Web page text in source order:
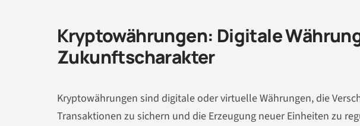
Kryptowährungen: Digitale
Zukunftscharakter
Kryptowährungen sind digitale oder virtuelle Währungen, die
Transaktionen zu sichern und die Erzeugung neuer Einheiten zu